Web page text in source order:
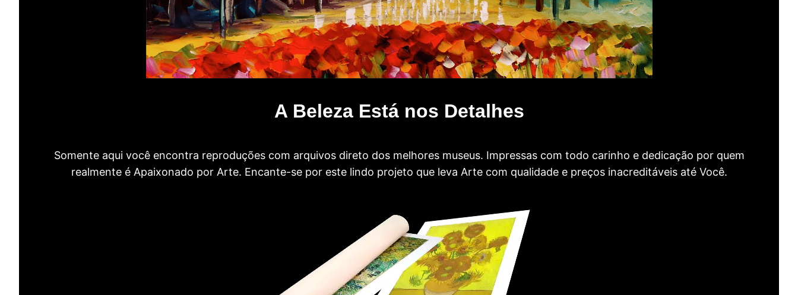
A Beleza Está nos Detalhes
Somente aqui você encontra reproduções com arquivos direto dos melhores museus. Impressas com todo carinho e dedicação por quem
realmente é Apaixonado por Arte. Encante-se por este lindo projeto que leva Arte com qualidade e preços inacreditáveis até Você.